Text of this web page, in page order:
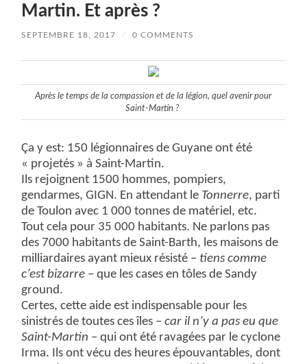
Martin. Et après ?
SEPTEMBRE 18, 2017 / 0 COMMENTS
Après le temps de la compassion et de la légion, quel avenir pour
Saint-Martin ?
Ça y est: 150 légionnaires de Guyane ont été
« projetés » à Saint-Martin.
Ils rejoignent 1500 hommes, pompiers,
gendarmes, GIGN. En attendant le Tonnerre, parti
de Toulon avec 1 000 tonnes de matériel, etc.
Tout cela pour 35 000 habitants. Ne parlons pas
des 7000 habitants de Saint-Barth, les maisons de
milliardaires ayant mieux résisté – tiens comme
c’est bizarre – que les cases en tôles de Sandy
ground.
Certes, cette aide est indispensable pour les
sinistrés de toutes ces îles –car il n’y a pas eu que
Saint-Martin – qui ont été ravagées par le cyclone
Irma. Ils ont vécu des heures épouvantables, dont